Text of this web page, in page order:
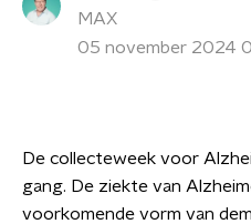
MAX
05 november 2024
De collecteweek voor
gang. De ziekte van
voorkomende vorm van